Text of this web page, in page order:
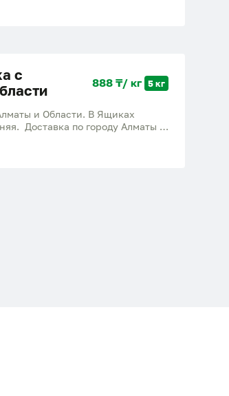
с
888 ₸/ кг 5 кг
и Области. В Ящиках
Доставка по городу Алматы и